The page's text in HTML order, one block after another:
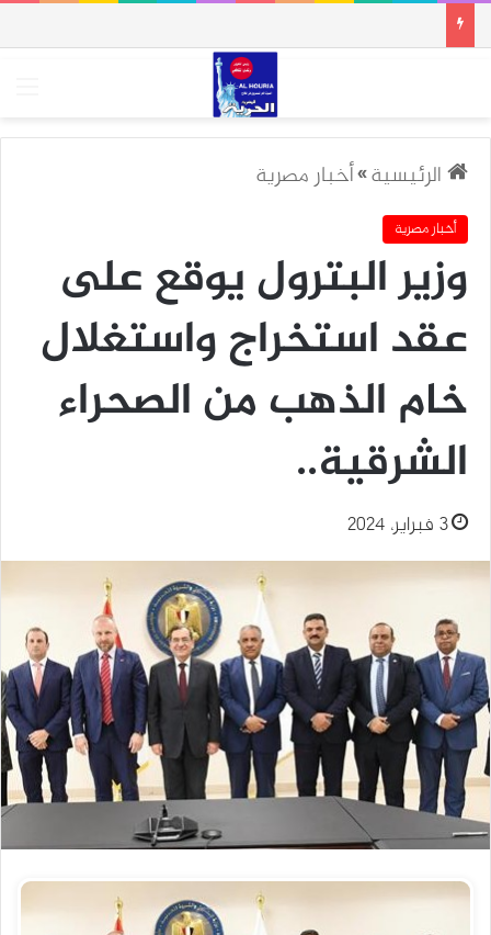
الرئيسية»أخبار مصرية
أخبار مصرية
وزير البترول يوقع على
عقد استخراج واستغلال
خام الذهب من الصحراء
الشرقية..
3 فبراير، 2024